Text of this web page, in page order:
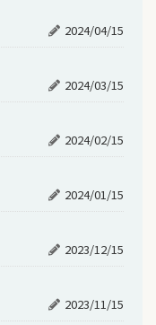
2024/04/15
2024/03/15
2024/02/15
2024/01/15
2023/12/15
2023/11/15